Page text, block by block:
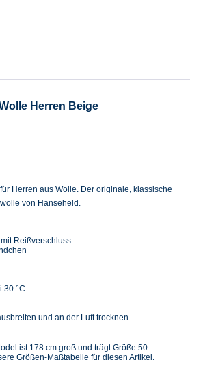
Herren Beige
Herren aus Wolle. Der originale, klassische
von Hanseheld.
Reißverschluss
30 °C
und an der Luft trocknen
ist 178 cm groß und trägt Größe 50.
Größen-Maßtabelle für diesen Artikel.